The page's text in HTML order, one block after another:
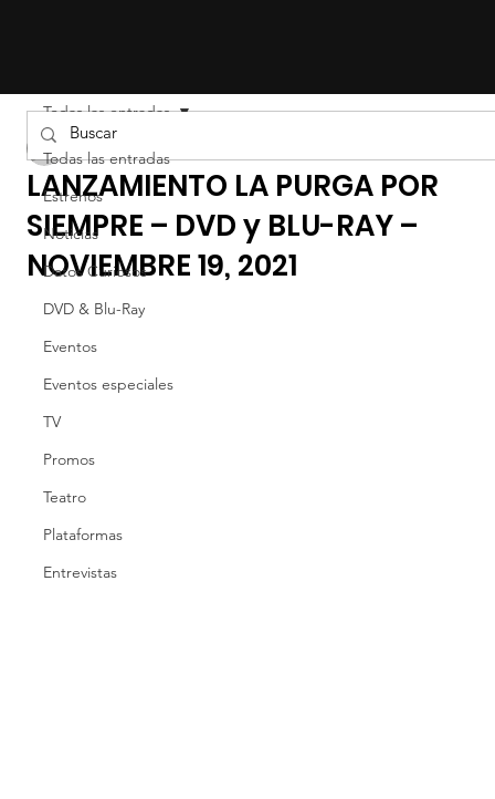
Todas las entradas
Estrenos
Noticias
Datos Curiosos
DVD & Blu-Ray
Eventos
Eventos especiales
TV
Promos
Teatro
Plataformas
Entrevistas
Todas las entradas
LANZAMIENTO LA PURGA POR
SIEMPRE – DVD y BLU-RAY –
NOVIEMBRE 19, 2021